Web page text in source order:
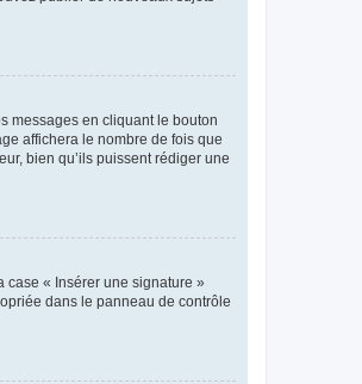
messages en cliquant le bouton
affichera le nombre de fois que
bien qu’ils puissent rédiger une
case « Insérer une signature »
dans le panneau de contrôle